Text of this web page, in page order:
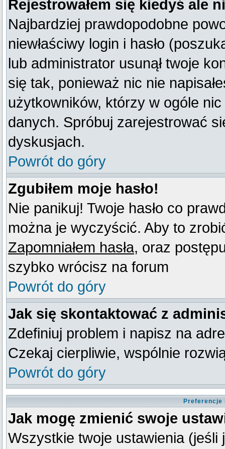
Rejestrowałem się kiedyś ale
Najbardziej prawdopodobne
niewłaściwy login i hasło
lub administrator usunął twoje
się tak, ponieważ nic nie
użytkowników, którzy w ogóle
danych. Spróbuj zarejestrować
dyskusjach.
Powrót do góry
Zgubiłem moje hasło!
Nie panikuj! Twoje hasło co
można je wyczyścić. Aby to
Zapomniałem hasła, oraz
szybko wrócisz na forum
Powrót do góry
Jak się skontaktować z
Zdefiniuj problem i napisz na
Czekaj cierpliwie, wspólnie
Powrót do góry
Preferencje
Jak mogę zmienić swoje
Wszystkie twoje ustawienia